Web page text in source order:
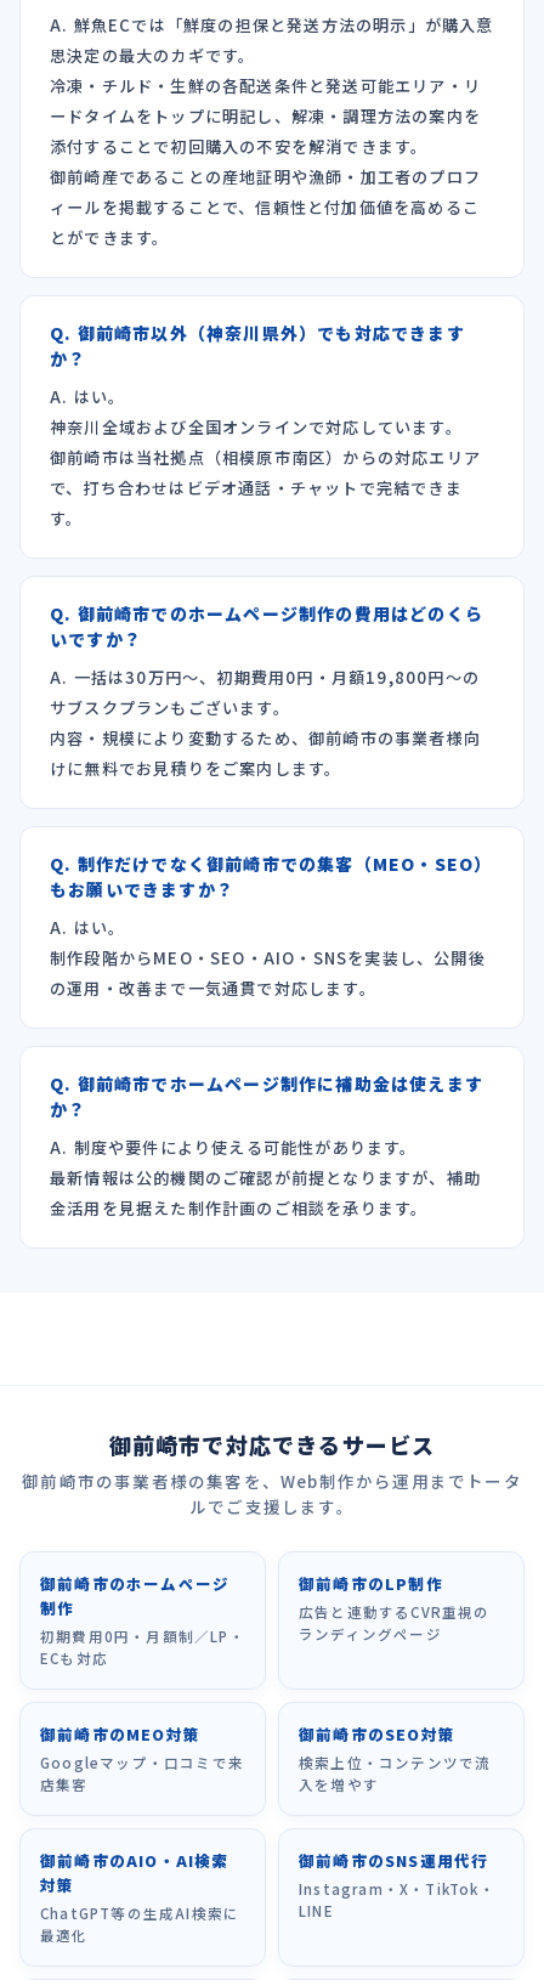
A. 鮮魚ECでは「鮮度の担保と発送方法の明示」が購入意
思決定の最大のカギです。
冷凍・チルド・生鮮の各配送条件と発送可能エリア・リ
ードタイムをトップに明記し、解凍・調理方法の案内を
添付することで初回購入の不安を解消できます。
御前崎産であることの産地証明や漁師・加工者のプロフ
ィールを掲載することで、信頼性と付加価値を高めるこ
とができます。
Q. 御前崎市以外（神奈川県外）でも対応できます
か？
A. はい。
神奈川全域および全国オンラインで対応しています。
御前崎市は当社拠点（相模原市南区）からの対応エリア
で、打ち合わせはビデオ通話・チャットで完結できま
す。
Q. 御前崎市でのホームページ制作の費用はどのくら
いですか？
A. 一括は30万円〜、初期費用0円・月額19,800円〜の
サブスクプランもございます。
内容・規模により変動するため、御前崎市の事業者様向
けに無料でお見積りをご案内します。
Q. 制作だけでなく御前崎市での集客（MEO・SEO）
もお願いできますか？
A. はい。
制作段階からMEO・SEO・AIO・SNSを実装し、公開後
の運用・改善まで一気通貫で対応します。
Q. 御前崎市でホームページ制作に補助金は使えます
か？
A. 制度や要件により使える可能性があります。
最新情報は公的機関のご確認が前提となりますが、補助
金活用を見据えた制作計画のご相談を承ります。
御前崎市で対応できるサービス
御前崎市の事業者様の集客を、Web制作から運用までトータ
ルでご支援します。
御前崎市のホームページ
制作
初期費用0円・月額制／LP・
ECも対応
御前崎市のLP制作
広告と連動するCVR重視の
ランディングページ
御前崎市のMEO対策
Googleマップ・口コミで来
店集客
御前崎市のSEO対策
検索上位・コンテンツで流
入を増やす
御前崎市のAIO・AI検索
対策
ChatGPT等の生成AI検索に
最適化
御前崎市のSNS運用代行
Instagram・X・TikTok・
LINE